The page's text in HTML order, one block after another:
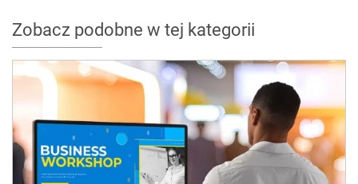
Zobacz podobne w tej kategorii